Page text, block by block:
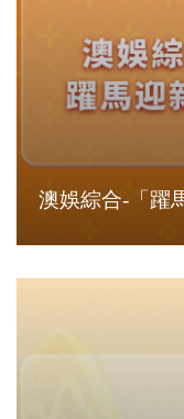
澳娛綜合-「躍